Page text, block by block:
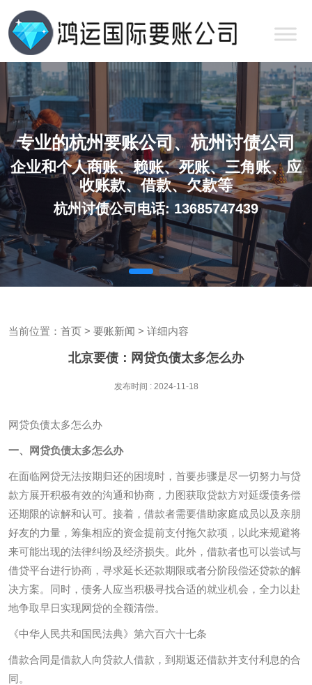
专业的杭州要账公司、杭州讨债公司
企业和个人商账、赖账、死账、三角账、应
收账款、借款、欠款等
杭州讨债公司电话: 13685747439
当前位置： 首页 > 要账新闻 > 详细内容
北京要债：网贷负债太多怎么办
发布时间 : 2024-11-18
网贷负债太多怎么办
一、网贷负债太多怎么办
在面临网贷无法按期归还的困境时，首要步骤是尽一切努力与贷
款方展开积极有效的沟通和协商，力图获取贷款方对延缓债务偿
还期限的谅解和认可。接着，借款者需要借助家庭成员以及亲朋
好友的力量，筹集相应的资金提前支付拖欠款项，以此来规避将
来可能出现的法律纠纷及经济损失。此外，借款者也可以尝试与
借贷平台进行协商，寻求延长还款期限或者分阶段偿还贷款的解
决方案。同时，债务人应当积极寻找合适的就业机会，全力以赴
地争取早日实现网贷的全额清偿。
《中华人民共和国民法典》第六百六十七条
借款合同是借款人向贷款人借款，到期返还借款并支付利息的合
同。